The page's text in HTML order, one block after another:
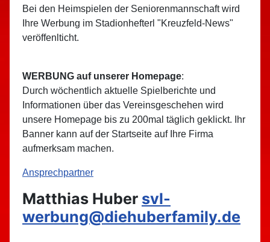
Bei den Heimspielen der Seniorenmannschaft wird
Ihre Werbung im Stadionhefterl "Kreuzfeld-News"
veröffenlticht.
WERBUNG auf unserer Homepage:
Durch wöchentlich aktuelle Spielberichte und
Informationen über das Vereinsgeschehen wird
unsere Homepage bis zu 200mal täglich geklickt. Ihr
Banner kann auf der Startseite auf Ihre Firma
aufmerksam machen.
Ansprechpartner
Matthias Huber svl-
werbung@diehuberfamily.de